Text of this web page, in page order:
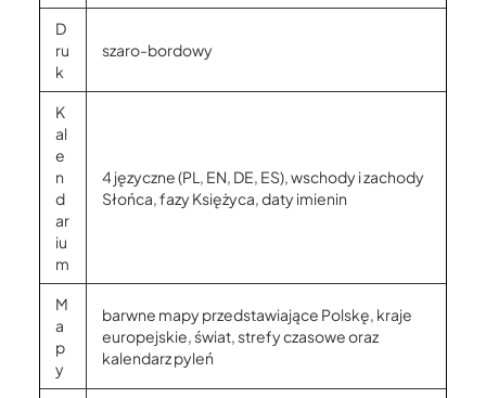
D
ru
k
szaro-bordowy
K
al
e
n
d
ar
iu
m
4 języczne (PL, EN, DE, ES), wschody i zachody
Słońca, fazy Księżyca, daty imienin
M
a
p
y
barwne mapy przedstawiające Polskę, kraje
europejskie, świat, strefy czasowe oraz
kalendarz pyleń